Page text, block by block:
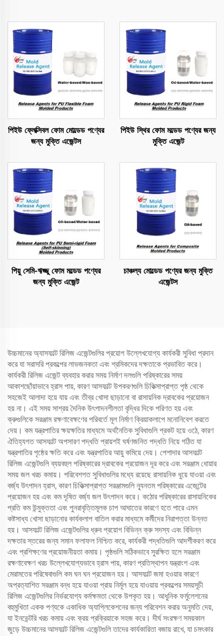
পিইউ ফ্লেক্সিবল ফোম মোল্ডেড পণ্যের
জন্য মুক্তি এজেন্টস
পিইউ স্থির ফোম মল্ডেড পণ্যের জন্য
মুক্তি এজেন্ট
পিয়ু সেমি-ঋজ্জু ফোম মল্ডেড পণ্যের
জন্য মুক্তি এজেন্ট
চাঞ্চল্য মোল্ডেড পণ্যের জন্য মুক্তি
এজেন্টস
উচ্চমানের অ্যাসফাল্ট রিলিজ এজেন্টগুলির প্রয়োগ উল্লেখযোগ্য কার্যকরী সুবিধা প্রদান
করে যা সরাসরি প্রকল্পের লাভজনকতা এবং শ্রমিকদের দক্ষতাকে প্রভাবিত করে।
কার্যকরী রিলিজ এজেন্ট ব্যবহার করার সময় নির্মাণ দলগুলি পরিষ্কারের সময়
আকাশছোঁয়াভাবে হ্রাস পায়, কারণ আসফাল্ট উপকরণগুলি চিকিত্সাপ্রাপ্ত পৃষ্ঠ থেকে
সহজেই আলাদা হয়ে যায় এবং তীব্র খোসা ছাড়ানো বা রাসায়নিক দ্রাবকের প্রয়োজন
হয় না। এই সময় সাশ্রয় দৈনিক উৎপাদনশীলতা বৃদ্ধির দিকে পরিণত হয় এবং
ক্রুগুলিকে সরঞ্জাম রক্ষণাবেক্ষণের পরিবর্তে মূল নির্মাণ ক্রিয়াকলাপে মনোনিবেশ করতে
দেয়। কম যন্ত্রপাতির ক্ষয়ক্ষতির মাধ্যমে অর্থনৈতিক সুবিধাগুলি প্রকট হয়ে ওঠে, কারণ
ঐতিহ্যগত আসফাল্ট অপসারণ পদ্ধতি প্রায়শই ঘর্ষণজনিত পদ্ধতি নিয়ে গঠিত যা
যন্ত্রপাতির পৃষ্ঠের ক্ষতি করে এবং যন্ত্রপাতির আয়ু কমিয়ে দেয়। পেশাদার আসফাল্ট
রিলিজ এজেন্টগুলি ব্যয়বহুল পরিষ্কারের দ্রাবকের প্রয়োজন দূর করে এবং সরঞ্জাম ধোয়ার
সময় জল খরচ কমায়। পরিবেশগত সুবিধাগুলির মধ্যে রয়েছে রাসায়নিক ধুয়ে যাওয়া এবং
বর্জ্য উৎপাদন হ্রাস, কারণ চিকিত্সাপ্রাপ্ত সরঞ্জামগুলি ন্যূনতম পরিষ্কারের এজেন্টের
প্রয়োজন হয় এবং কম দূষিত বর্জ্য জল উৎপাদন করে। কঠোর পরিষ্কারের রাসায়নিকের
প্রতি কম উন্মুক্ততা এবং পুনরাবৃত্তিমূলক চাপ আঘাতের কারণে হতে পারে এমন
কষ্টসাধ্য খোসা ছাড়ানোর কার্যকলাপ বাতিল করার মাধ্যমে কর্মীদের নিরাপত্তা উন্নত
হয়। আসফাল্ট রিলিজ এজেন্টগুলির ধ্রুব প্রয়োগ বিভিন্ন ক্রু সদস্য এবং বিভিন্ন
দক্ষতার স্তরের জন্য সমান ফলাফল নিশ্চিত করে, কার্যকরী পদ্ধতিগুলি আদর্শীকরণ করে
এবং প্রশিক্ষণের প্রয়োজনীয়তা কমায়। পৃষ্ঠগুলি সঠিকভাবে সুরক্ষিত হলে সরঞ্জাম
রক্ষণাবেক্ষণ খরচ উল্লেখযোগ্যভাবে হ্রাস পায়, কারণ প্রতিস্থাপন যন্ত্রাংশ এবং
মেরামতের পরিষেবাগুলি কম ঘন ঘন প্রয়োজন হয়। আসফাল্ট জমা হওয়ার কারণে
অপ্রত্যাশিত সরঞ্জাম বন্ধ হয়ে যাওয়া প্রায় নির্মূল হয়ে যাওয়ায় প্রকল্পের সময়সূচী
রিলিজ এজেন্টগুলির নির্ভরযোগ্য কর্মক্ষমতা থেকে উপকৃত হয়। আধুনিক ফর্মুলেশনের
বহুমুখিতা একক পণ্যকে একাধিক অ্যাপ্লিকেশনের জন্য পরিবেশন করার অনুমতি দেয়,
যা ইনভেন্টরি খরচ কমায় এবং ক্রয় প্রক্রিয়াকে সহজ করে। দীর্ঘ সংরক্ষণ সময়কাল
জুড়ে উচ্চমানের আসফাল্ট রিলিজ এজেন্টগুলি তাদের কার্যকারিতা বজায় রাখে, যা চমৎকার